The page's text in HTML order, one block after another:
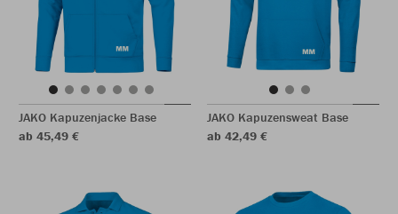
JAKO Kapuzenjacke Base
ab 45,49 €
JAKO Kapuzensweat Base
ab 42,49 €